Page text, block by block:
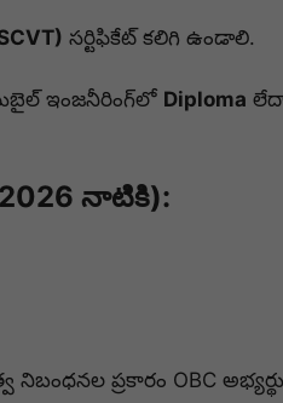
సర్టిఫికేట్ కలిగి ఉండాలి.
ఇంజనీరింగ్‌లో Diploma
నాటికి):
నిబంధనల ప్రకారం OBC